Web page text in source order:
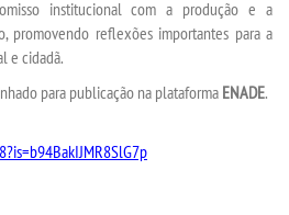
institucional com a produção e a
promovendo reflexões importantes para a
e cidadã.
para publicação na plataforma ENADE.